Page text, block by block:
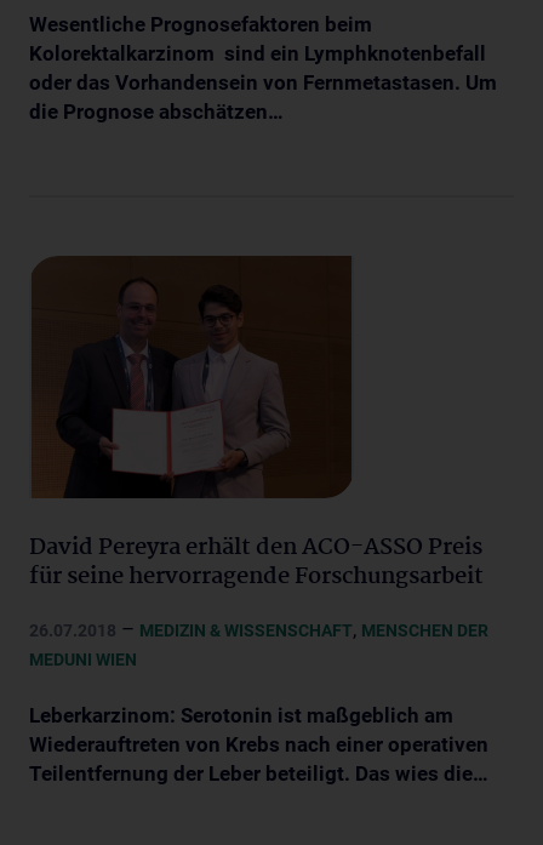
Wesentliche Prognosefaktoren beim
Kolorektalkarzinom sind ein Lymphknotenbefall
oder das Vorhandensein von Fernmetastasen. Um
die Prognose abschätzen…
David Pereyra erhält den ACO-ASSO Preis
für seine hervorragende Forschungsarbeit
26.07.2018 – MEDIZIN & WISSENSCHAFT, MENSCHEN DER
MEDUNI WIEN
Leberkarzinom: Serotonin ist maßgeblich am
Wiederauftreten von Krebs nach einer operativen
Teilentfernung der Leber beteiligt. Das wies die…